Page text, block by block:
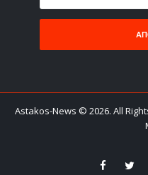
Astakos-News © 2026. All